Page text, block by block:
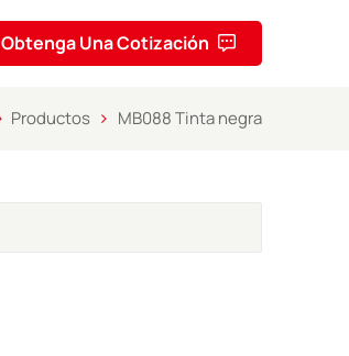
Obtenga Una Cotización
Productos MB088 Tinta negra